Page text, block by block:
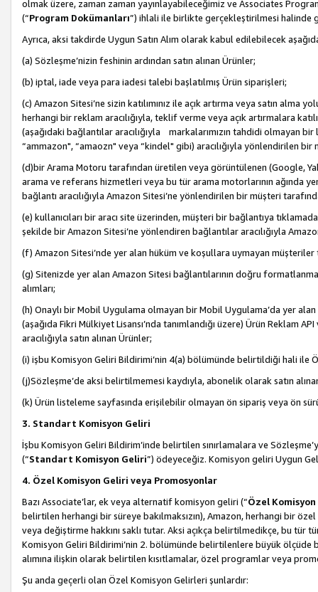
olmak üzere, zaman zaman yayınlayabileceğimiz ve Associates
(“Program Dokümanları”) ihlali ile birlikte gerçekleştirilmesi halinde
Ayrıca, aksi takdirde Uygun Satın Alım olarak kabul edilebilecek
(a) Sözleşme’nizin feshinin ardından satın alınan Ürünler;
(b) iptal, iade veya para iadesi talebi başlatılmış Ürün siparişleri;
(c) Amazon Sitesi’ne sizin katılımınız ile açık artırma veya satın alma
herhangi bir reklam aracılığıyla, teklif verme veya açık artırmalara
(aşağıdaki bağlantılar aracılığıyla markalarımızın tahdidi olmayan
“ammazon", “amaozn" veya “kindel" gibi) aracılığıyla yönlendirilen
(d)bir Arama Motoru tarafından üretilen veya görüntülenen (Google,
arama ve referans hizmetleri veya bu tür arama motorlarının ağında
bağlantı aracılığıyla Amazon Sitesi’ne yönlendirilen bir müşteri
(e) kullanıcıları bir aracı site üzerinden, müşteri bir bağlantıya
şekilde bir Amazon Sitesi’ne yönlendiren bağlantılar aracılığıyla
(f) Amazon Sitesi’nde yer alan hüküm ve koşullara uymayan müşteriler
(g) Sitenizde yer alan Amazon Sitesi bağlantılarının doğru
alımları;
(h) Onaylı bir Mobil Uygulama olmayan bir Mobil Uygulama’da yer
(aşağıda Fikri Mülkiyet Lisansı’nda tanımlandığı üzere) Ürün Reklam
aracılığıyla satın alınan Ürünler;
(i) işbu Komisyon Geliri Bildirimi’nin 4(a) bölümünde belirtildiği hali ile
(j)Sözleşme’de aksi belirtilmemesi kaydıyla, abonelik olarak satın
(k) Ürün listeleme sayfasında erişilebilir olmayan ön sipariş veya ön
3. Standart Komisyon Geliri
İşbu Komisyon Geliri Bildirim’inde belirtilen sınırlamalara ve
(“Standart Komisyon Geliri”) ödeyeceğiz. Komisyon geliri Uygun
4. Özel Komisyon Geliri veya Promosyonlar
Bazı Associate’lar, ek veya alternatif komisyon geliri (“Özel
belirtilen herhangi bir süreye bakılmaksızın), Amazon, herhangi bir
veya değiştirme hakkını saklı tutar. Aksi açıkça belirtilmedikçe, bu tür
Komisyon Geliri Bildirimi’nin 2. bölümünde belirtilenlere büyük ölçüde
alımına ilişkin olarak belirtilen kısıtlamalar, özel programlar veya
Şu anda geçerli olan Özel Komisyon Gelirleri şunlardır: